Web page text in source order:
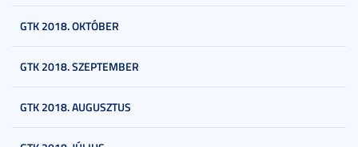
GTK 2018. OKTÓBER
GTK 2018. SZEPTEMBER
GTK 2018. AUGUSZTUS